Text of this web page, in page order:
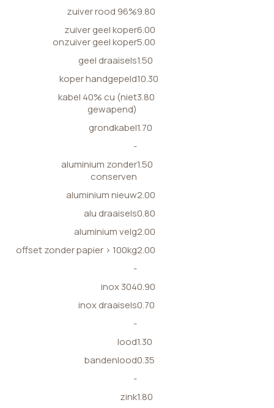
zuiver rood 96%9.80
zuiver geel koper
onzuiver geel koper
6.00
5.00
geel draaisels1.50
koper handgepeld10.30
kabel 40% cu (niet
gewapend)
3.80
grondkabel1.70
-
aluminium zonder
conserven
1.50
aluminium nieuw2.00
alu draaisels0.80
aluminium velg2.00
offset zonder papier > 100kg2.00
-
inox 3040.90
inox draaisels0.70
-
lood1.30
bandenlood0.35
-
zink1.80